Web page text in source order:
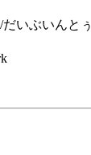
いぶいんとぅ